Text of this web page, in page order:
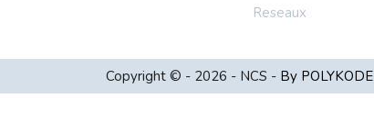
Reseaux
Copyright © - 2026 - NCS - By POLYKODE